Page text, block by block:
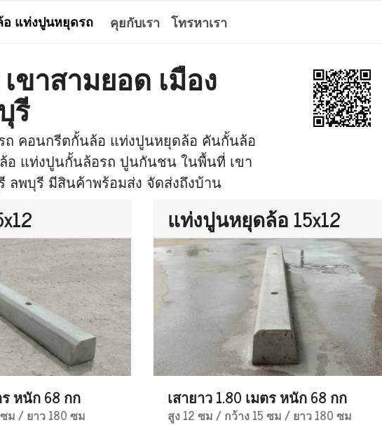
อ แท่งปูนหยุดรถ คุยกับเรา โทรหาเรา
ขาสามยอด เมือง
รี
ถ คอนกรีตกั้นล้อ แท่งปูนหยุดล้อ คันกั้นล้อ
อ แท่งปูนกั้นล้อรถ ปูนกันชน ในพื้นที่ เขา
ลพบุรี มีสินค้าพร้อมส่ง จัดส่งถึงบ้าน
ร หนัก 68 กก
ม / ยาว 180 ซม
แท่งปูนหยุดล้อ 15x12
เสายาว 1.80 เมตร หนัก 68 กก
สูง 12 ซม / กว้าง 15 ซม / ยาว 180 ซม